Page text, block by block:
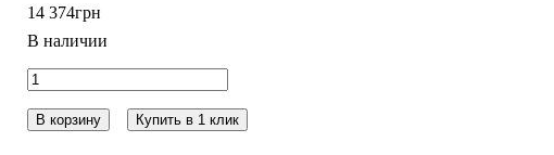
14 374грн
В корзину Купить в 1 клик